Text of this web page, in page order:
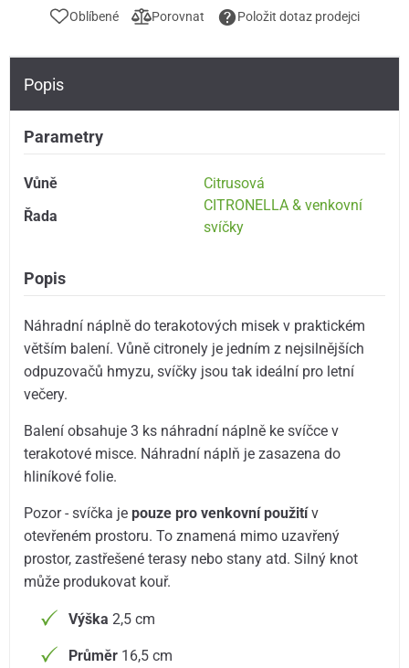
Oblíbené Porovnat Položit dotaz prodejci
Popis
Parametry
Vůně
Citrusová
Řada
CITRONELLA & venkovní
svíčky
Popis
Náhradní náplně do terakotových misek v praktickém
větším balení. Vůně citronely je jedním z nejsilnějších
odpuzovačů hmyzu, svíčky jsou tak ideální pro letní
večery.
Balení obsahuje 3 ks náhradní náplně ke svíčce v
terakotové misce. Náhradní náplň je zasazena do
hliníkové folie.
Pozor - svíčka jepouze pro venkovní použitív
otevřeném prostoru. To znamená mimo uzavřený
prostor, zastřešené terasy nebo stany atd. Silný knot
může produkovat kouř.
Výška 2,5 cm
Průměr 16,5 cm